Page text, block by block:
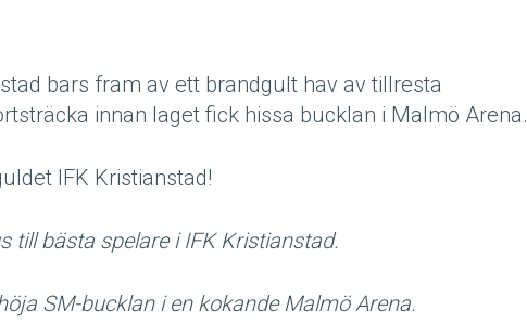
bars fram av ett brandgult hav av tillresta
innan laget fick hissa bucklan i Malmö Arena.
IFK Kristianstad!
till bästa spelare i IFK Kristianstad.
SM-bucklan i en kokande Malmö Arena.